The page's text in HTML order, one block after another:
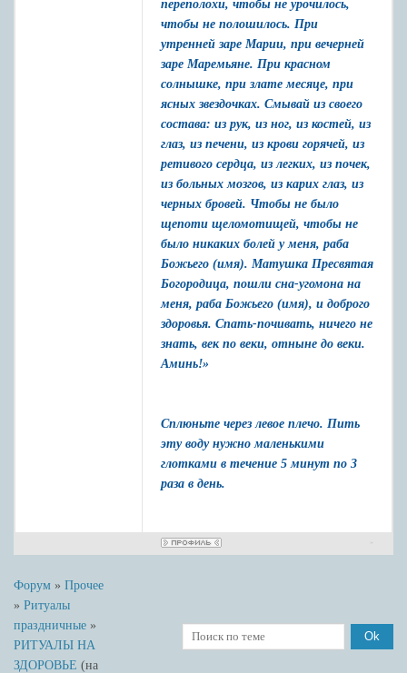
переполохи, чтобы не урочилось,
чтобы не полошилось. При
утренней заре Марии, при вечерней
заре Маремьяне. При красном
солнышке, при злате месяце, при
ясных звездочках. Смывай из своего
состава: из рук, из ног, из костей, из
глаз, из печени, из крови горячей, из
ретивого сердца, из легких, из почек,
из больных мозгов, из карих глаз, из
черных бровей. Чтобы не было
щепоти щеломотищей, чтобы не
было никаких болей у меня, раба
Божьего (имя). Матушка Пресвятая
Богородица, пошли сна-угомона на
меня, раба Божьего (имя), и доброго
здоровья. Спать-почивать, ничего не
знать, век по веки, отныне до веки.
Аминь!»
Сплюньте через левое плечо. Пить
эту воду нужно маленькими
глотками в течение 5 минут по 3
раза в день.
Форум » Прочее
» Ритуалы
праздничные »
РИТУАЛЫ НА
ЗДОРОВЬЕ (на